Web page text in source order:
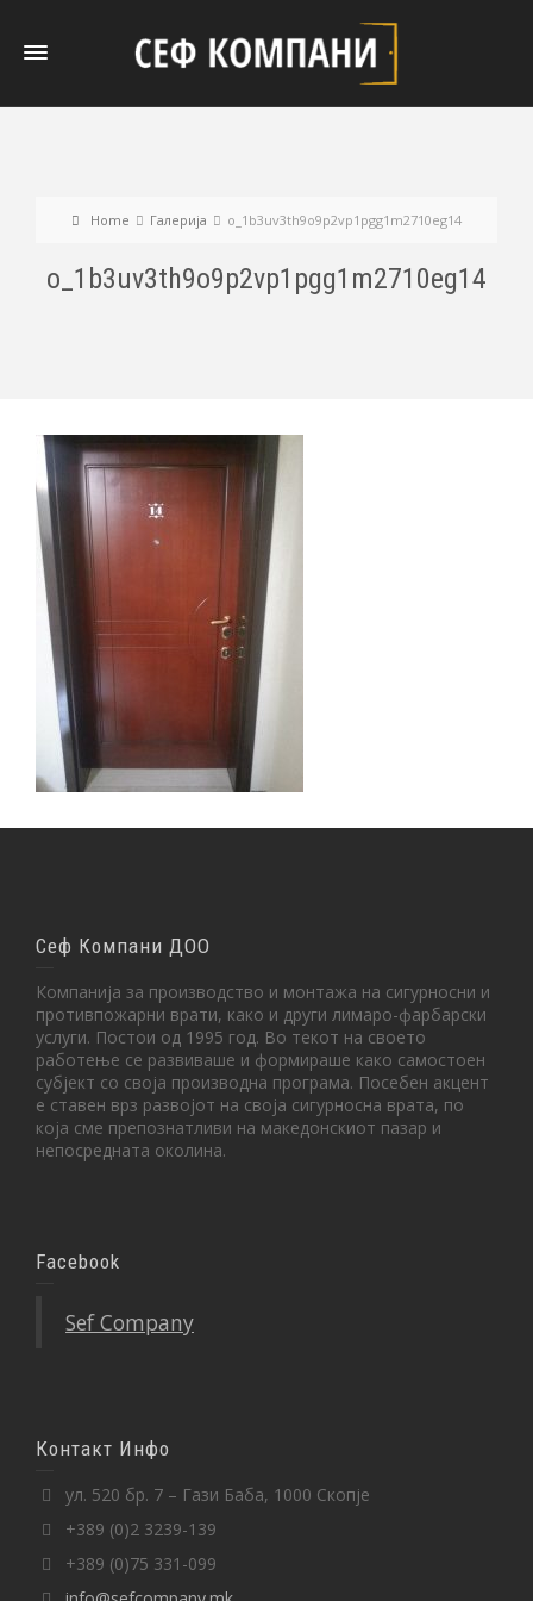
Home Галерија o_1b3uv3th9o9p2vp1pgg1m2710eg14
o_1b3uv3th9o9p2vp1pgg1m2710eg14
Сеф Компани ДОО
Компанија за производство и монтажа на сигурносни и
противпожарни врати, како и други лимаро-фарбарски
услуги. Постои од 1995 год. Во текот на своето
работење се развиваше и формираше како самостоен
субјект со своја производна програма. Посебен акцент
е ставен врз развојот на своја сигурносна врата, по
која сме препознатливи на македонскиот пазар и
непосредната околина.
Facebook
Sef Company
Контакт Инфо
ул. 520 бр. 7 – Гази Баба, 1000 Скопје
+389 (0)2 3239-139
+389 (0)75 331-099